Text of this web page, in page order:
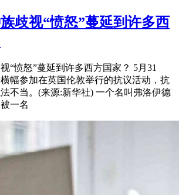
歧视“愤怒”蔓延到许多西
“愤怒”蔓延到许多西方国家？ 5月31
幅参加在英国伦敦举行的抗议活动，抗
不当。(来源:新华社) 一个名叫弗洛伊德
一名